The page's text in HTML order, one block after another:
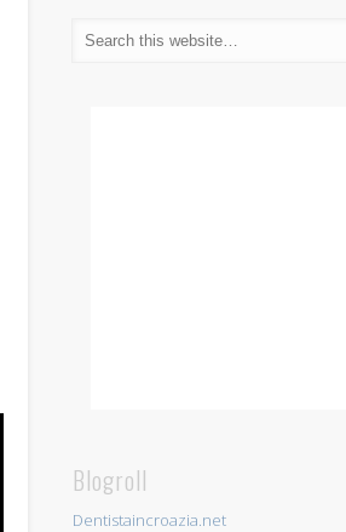
Blogroll
Dentistaincroazia.net